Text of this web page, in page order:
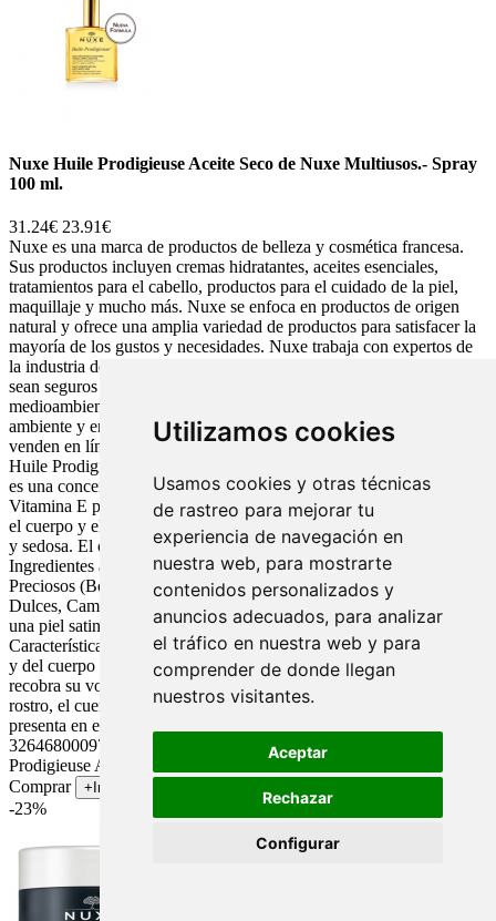
Utilizamos cookies
Usamos cookies y otras técnicas
de rastreo para mejorar tu
experiencia de navegación en
nuestra web, para mostrarte
contenidos personalizados y
anuncios adecuados, para analizar
el tráfico en nuestra web y para
comprender de donde llegan
nuestros visitantes.
Aceptar
Rechazar
Configurar
Nuxe Huile Prodigieuse Aceite Seco de Nuxe Multiusos.- Spray
100 ml.
31.24€ 23.91€
Nuxe es una marca de productos de belleza y cosmética francesa.
Sus productos incluyen cremas hidratantes, aceites esenciales,
tratamientos para el cabello, productos para el cuidado de la piel,
maquillaje y mucho más. Nuxe se enfoca en productos de origen
natural y ofrece una amplia variedad de productos para satisfacer la
mayoría de los gustos y necesidades. Nuxe trabaja con expertos de
la industria de la belleza para crear productos de alta calidad que
sean seguros y eficaces. La marca también se enfoca en el cuidado
medioambiental, utilizando ingredientes respetuosos con el medio
ambiente y empaquetado ecológico. Los productos de Nuxe se
venden en línea y en tiendas minoristas de todo el mundo. Nuxe
Huile Prodigieuse aceite seco multiusos con una fórmula reactivada
es una concentración inédita de 30% de Aceites Vegetales y de
Vitamina E para nutrir, reparar y suavizar con un solo gesto el rostro,
el cuerpo y el cabello. La piel del rostro y del cuerpo queda satinada
y sedosa. El cabello ligero, brillante y recobra su volumen.
Ingredientes activos: Una hábil mezcla de 6 Aceites Vegetales
Preciosos (Borraja, Extractos aceitosos de Corazoncillo, Almendras
Dulces, Camelia, Avellana, Macadamia) con un sutil perfume para
una piel satinada, un cabello sedoso y una atenuación de las estrías.
Características.1-Aceite seco.2-Cuerpo y cabello.3-La piel del rostro
y del cuerpo queda satinada y sedosa. El cabello ligero, brillante y
recobra su volumen. Modo de empleo: Aplicar todo el año en el
rostro, el cuerpo, el cabello, tanto en verano como en invierno. Se
presenta en envase de 100 ml. Referencia 0A28025. EAN:
3264680009754.Fabricante: laboratorios Nuxe . Nuxe Huile
Prodigieuse Aceite;100ml. Nueva Fórmula.
Comprar
+Info
-23%